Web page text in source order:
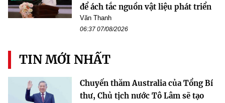
để ách tắc nguồn vật liệu phát triển
Văn Thanh
06:37 07/08/2026
TIN MỚI NHẤT
Chuyến thăm Australia của Tổng Bí
thư, Chủ tịch nước Tô Lâm sẽ tạo